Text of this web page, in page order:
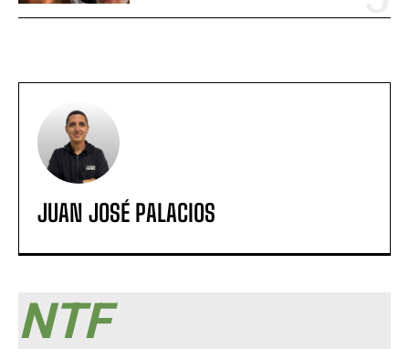
JUAN JOSÉ PALACIOS
NTF